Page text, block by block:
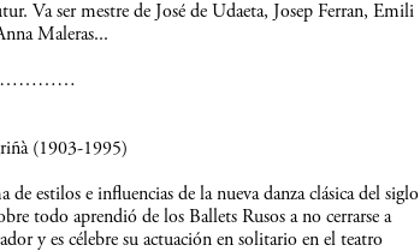
Va ser mestre de José de Udaeta, Josep Ferran, Emili
Maleras...
(1903-1995)
estilos e influencias de la nueva danza clásica del siglo
todo aprendió de los Ballets Rusos a no cerrarse a
y es célebre su actuación en solitario en el teatro